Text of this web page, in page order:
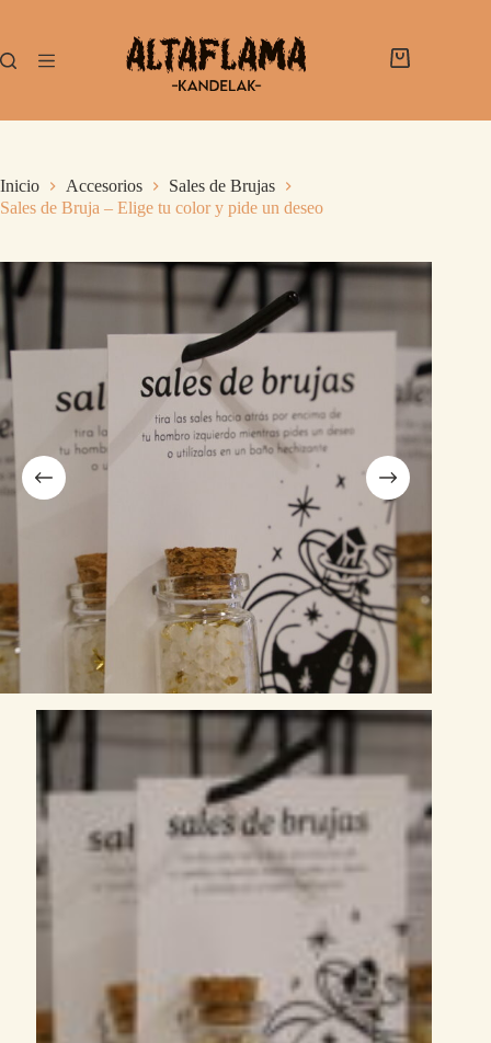
Inicio Accesorios
Sales de Brujas
Sales de Bruja – Elige tu color y pide un deseo